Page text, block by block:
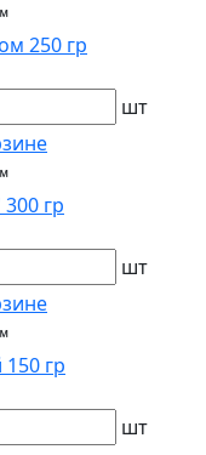
250 гр
шт
гр
шт
гр
шт